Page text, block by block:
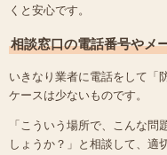
くと安心です。
相談窓口の電話番号やメ
いきなり業者に電話をして「
ケースは少ないものです。
「こういう場所で、こんな
しょうか？」と相談して、適